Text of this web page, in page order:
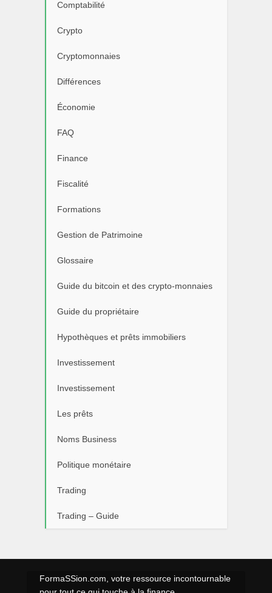
Comptabilité
Crypto
Cryptomonnaies
Différences
Économie
FAQ
Finance
Fiscalité
Formations
Gestion de Patrimoine
Glossaire
Guide du bitcoin et des crypto-monnaies
Guide du propriétaire
Hypothèques et prêts immobiliers
Investissement
Investissement
Les prêts
Noms Business
Politique monétaire
Trading
Trading – Guide
FormaSSion.com, votre ressource incontournable